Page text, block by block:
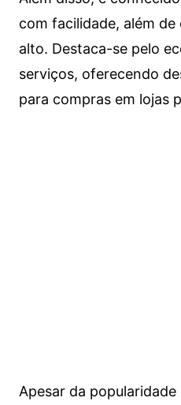
com facilidade, além
alto. Destaca-se pelo
serviços, oferecendo
para compras em lojas
Apesar da